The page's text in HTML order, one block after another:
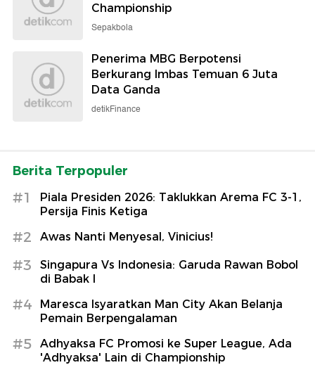
Championship
Sepakbola
Penerima MBG Berpotensi
Berkurang Imbas Temuan 6 Juta
Data Ganda
detikFinance
Berita Terpopuler
#1
Piala Presiden 2026: Taklukkan Arema FC 3-1,
Persija Finis Ketiga
#2 Awas Nanti Menyesal, Vinicius!
#3
Singapura Vs Indonesia: Garuda Rawan Bobol
di Babak I
#4
Maresca Isyaratkan Man City Akan Belanja
Pemain Berpengalaman
#5
Adhyaksa FC Promosi ke Super League, Ada
'Adhyaksa' Lain di Championship